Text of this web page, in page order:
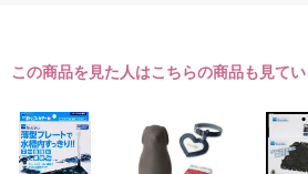
この商品を見た人はこちらの商品も見て